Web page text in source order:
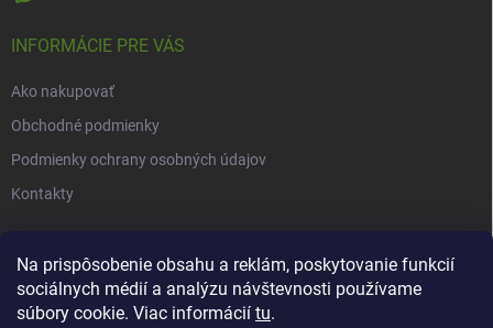
Na prispôsobenie obsahu a reklám, poskytovanie funkcií
sociálnych médií a analýzu návštevnosti používame
súbory cookie. Viac informácií tu.
INFORMÁCIE PRE VÁS
Ako nakupovať
Obchodné podmienky
Podmienky ochrany osobných údajov
Kontakty
NOVINKY
Novinky v našom e-shope